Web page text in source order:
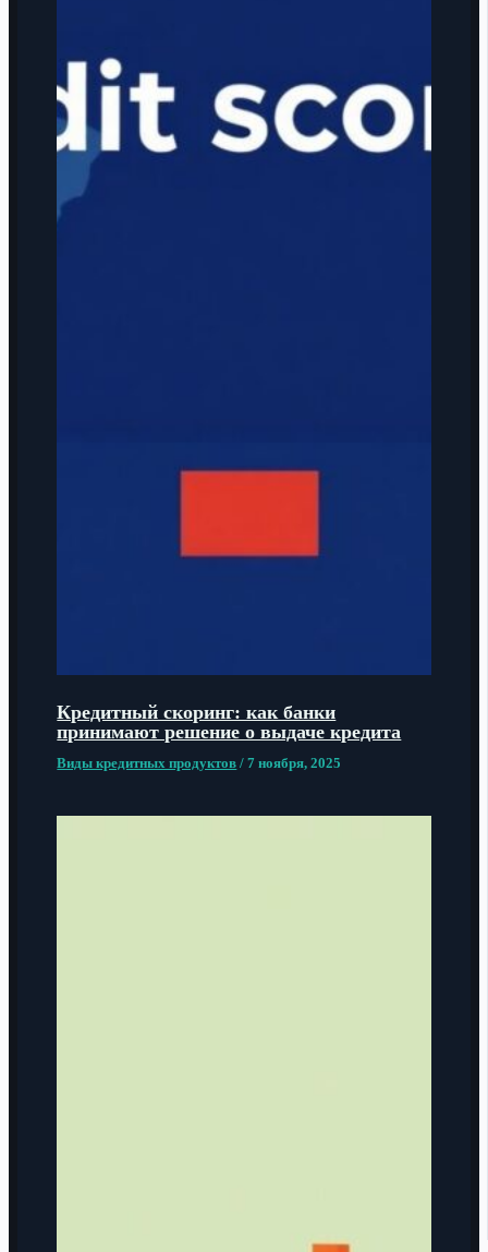
Кредитный скоринг: как банки
принимают решение о выдаче кредита
Виды кредитных продуктов /7 ноября, 2025